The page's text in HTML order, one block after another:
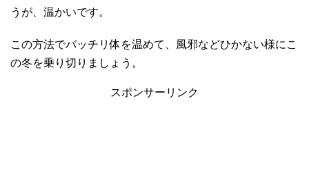
うが、温かいです。
この方法でバッチリ体を温めて、風邪などひかない様にこ
の冬を乗り切りましょう。
スポンサーリンク